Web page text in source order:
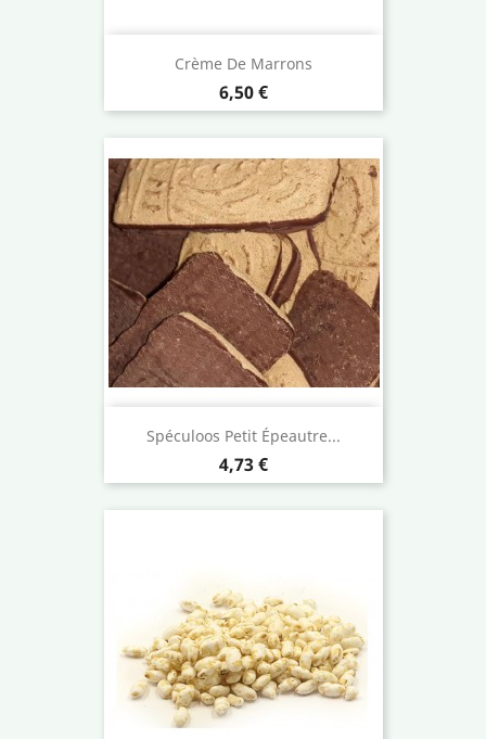
Crème De Marrons
Prix
6,50 €
Spéculoos Petit Épeautre...
Prix
4,73 €